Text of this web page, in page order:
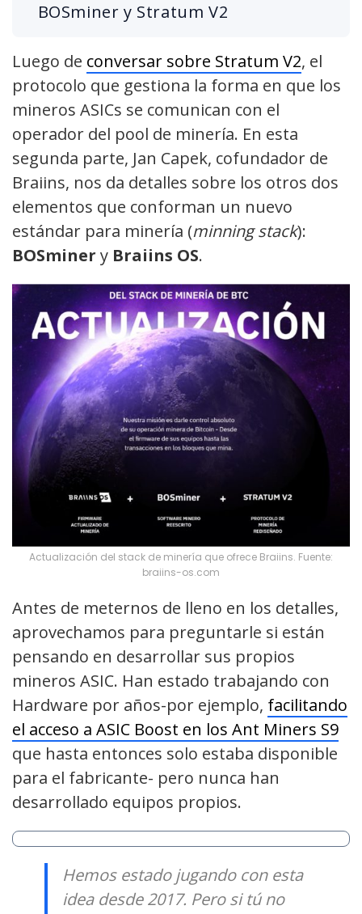
BOSminer y Stratum V2
Luego de conversar sobre Stratum V2, el
protocolo que gestiona la forma en que los
mineros ASICs se comunican con el
operador del pool de minería. En esta
segunda parte, Jan Capek, cofundador de
Braiins, nos da detalles sobre los otros dos
elementos que conforman un nuevo
estándar para minería (minning stack):
BOSminer y Braiins OS.
Actualización del stack de minería que ofrece Braiins. Fuente:
braiins-os.com
Antes de meternos de lleno en los detalles,
aprovechamos para preguntarle si están
pensando en desarrollar sus propios
mineros ASIC. Han estado trabajando con
Hardware por años-por ejemplo, facilitando
el acceso a ASIC Boost en los Ant Miners S9
que hasta entonces solo estaba disponible
para el fabricante- pero nunca han
desarrollado equipos propios.
Hemos estado jugando con esta
idea desde 2017. Pero si tú no